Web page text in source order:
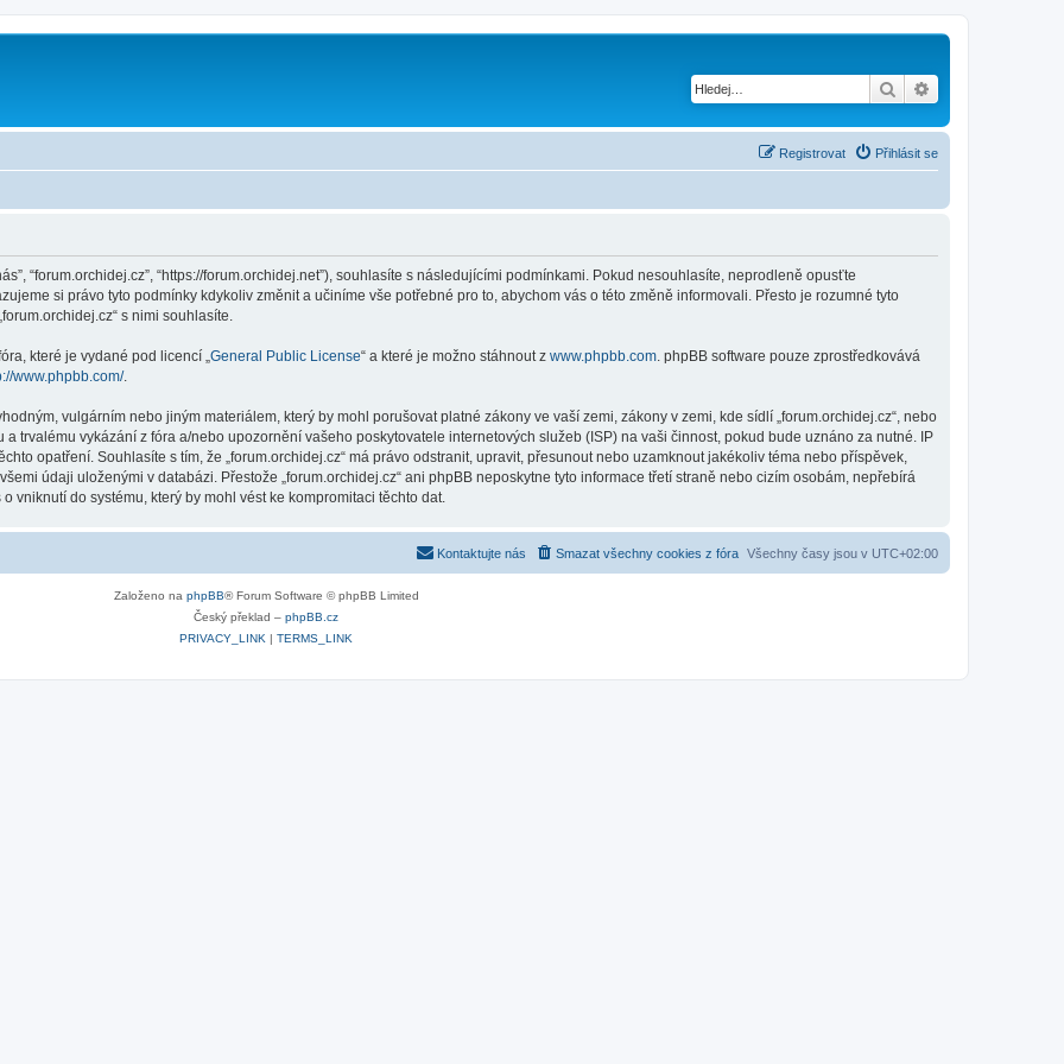
Hledat
Přihlásit se
Registrovat
“forum.orchidej.cz”, “https://forum.orchidej.net”), souhlasíte s následujícími podmínkami. Pokud nesouhlasíte, neprodleně opusťte
si právo tyto podmínky kdykoliv změnit a učiníme vše potřebné pro to, abychom vás o této změně informovali. Přesto je rozumné tyto
s nimi souhlasíte.
které je vydané pod licencí „ General Public License“ a které je možno stáhnout z www.phpbb.com . phpBB software pouze zprostředkovává
www.phpbb.com/.
vulgárním nebo jiným materiálem, který by mohl porušovat platné zákony ve vaší zemi, zákony v zemi, kde sídlí „forum.orchidej.cz“, nebo
trvalému vykázání z fóra a/nebo upozornění vašeho poskytovatele internetových služeb (ISP) na vaši činnost, pokud bude uznáno za nutné. IP
opatření. Souhlasíte s tím, že „forum.orchidej.cz“ má právo odstranit, upravit, přesunout nebo uzamknout jakékoliv téma nebo příspěvek,
údaji uloženými v databázi. Přestože „forum.orchidej.cz“ ani phpBB neposkytne tyto informace třetí straně nebo cizím osobám, nepřebírá
vniknutí do systému, který by mohl vést ke kompromitaci těchto dat.
Všechny časy jsou v UTC+02:00
Smazat všechny cookies z fóra
Kontaktujte nás
Založeno na phpBB® Forum Software © phpBB Limited
Český překlad – phpBB.cz
PRIVACY_LINK | TERMS_LINK